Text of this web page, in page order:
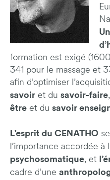
formation est exigé
341 pour le massage et
afin d’optimiser
savoir et du savoir-faire
être et du savoir
L’esprit du CENATHO
l’importance accordée à
psychosomatique, et
cadre d’une